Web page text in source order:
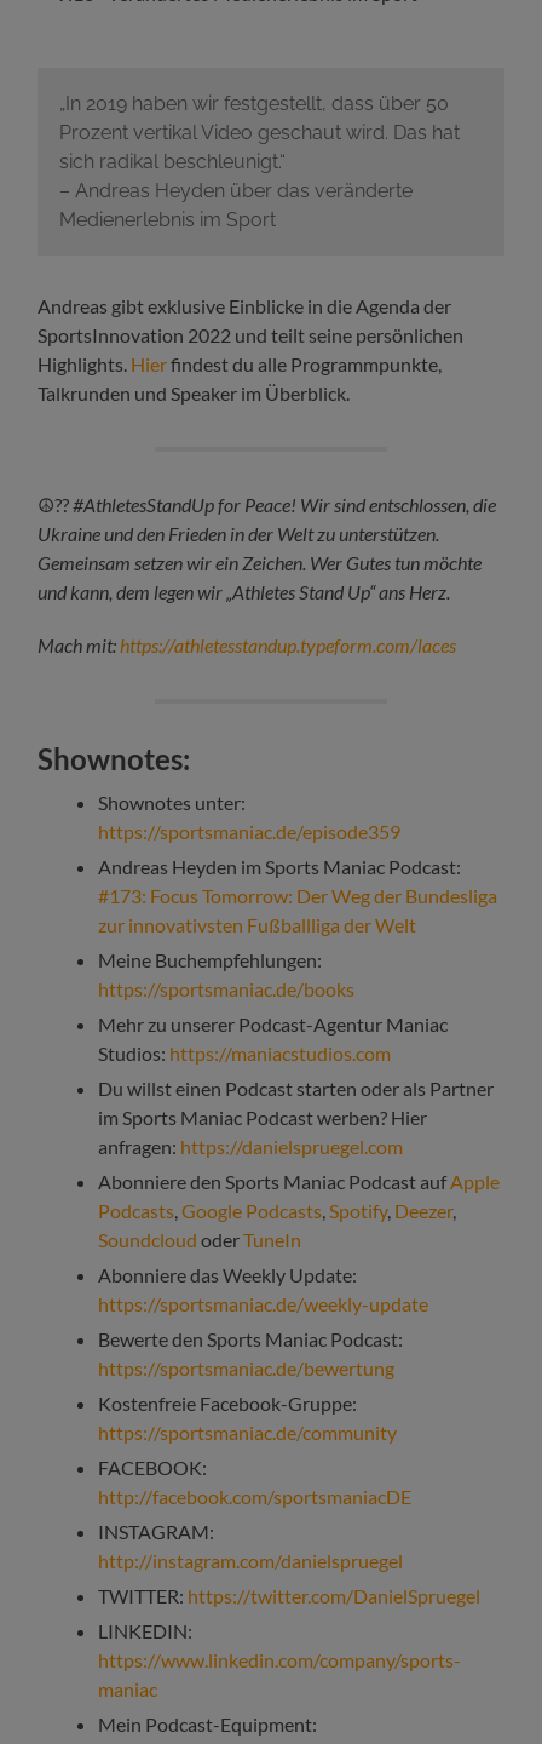
„In 2019 haben wir festgestellt, dass über 50
Prozent vertikal Video geschaut wird. Das hat
sich radikal beschleunigt.“
– Andreas Heyden über das veränderte
Medienerlebnis im Sport
Andreas gibt exklusive Einblicke in die Agenda der
SportsInnovation 2022 und teilt seine persönlichen
Highlights. Hierfindest du alle Programmpunkte,
Talkrunden und Speaker im Überblick.
☮️??#AthletesStandUp for Peace! Wir sind entschlossen, die
Ukraine und den Frieden in der Welt zu unterstützen.
Gemeinsam setzen wir ein Zeichen. Wer Gutes tun möchte
und kann, dem legen wir „Athletes Stand Up“ ans Herz.
Mach mit: https://athletesstandup.typeform.com/laces
Shownotes:
Shownotes unter:
https://sportsmaniac.de/episode359
Andreas Heyden im Sports Maniac Podcast:
#173: Focus Tomorrow: Der Weg der Bundesliga
zur innovativsten Fußballliga der Welt
Meine Buchempfehlungen:
https://sportsmaniac.de/books
Mehr zu unserer Podcast-Agentur Maniac
Studios: https://maniacstudios.com
Du willst einen Podcast starten oder als Partner
im Sports Maniac Podcast werben? Hier
anfragen: https://danielspruegel.com
Abonniere den Sports Maniac Podcast aufApple
Podcasts,Google Podcasts,Spotify, Deezer,
Soundcloud oderTuneIn
Abonniere das Weekly Update:
https://sportsmaniac.de/weekly-update
Bewerte den Sports Maniac Podcast:
https://sportsmaniac.de/bewertung
Kostenfreie Facebook-Gruppe:
https://sportsmaniac.de/community
FACEBOOK:
http://facebook.com/sportsmaniacDE
INSTAGRAM:
http://instagram.com/danielspruegel
TWITTER: https://twitter.com/DanielSpruegel
LINKEDIN:
https://www.linkedin.com/company/sports-
maniac
Mein Podcast-Equipment: